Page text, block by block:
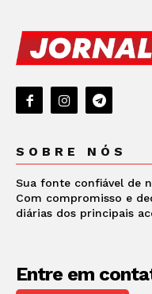
SOBRE NÓS
Sua fonte confiável de
Com compromisso e
diárias dos principais
Entre em